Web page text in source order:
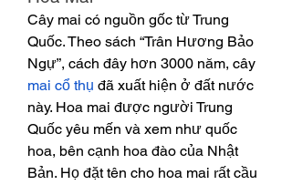
Cây mai có nguồn gốc từ Trung
Quốc. Theo sách “Trân Hương Bảo
mai cổ thụ đã xuất hiện ở đất nước
này. Hoa mai được người Trung
Quốc yêu mến và xem như quốc
hoa, bên cạnh hoa đào của Nhật
Bản. Họ đặt tên cho hoa mai rất cầu